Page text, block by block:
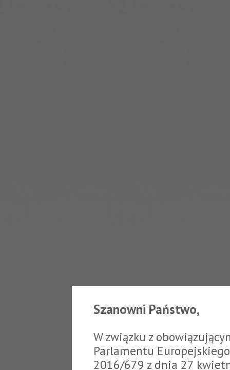
Szanowni Państwo,
W związku z
Parlamentu
2016/679 z dnia 27